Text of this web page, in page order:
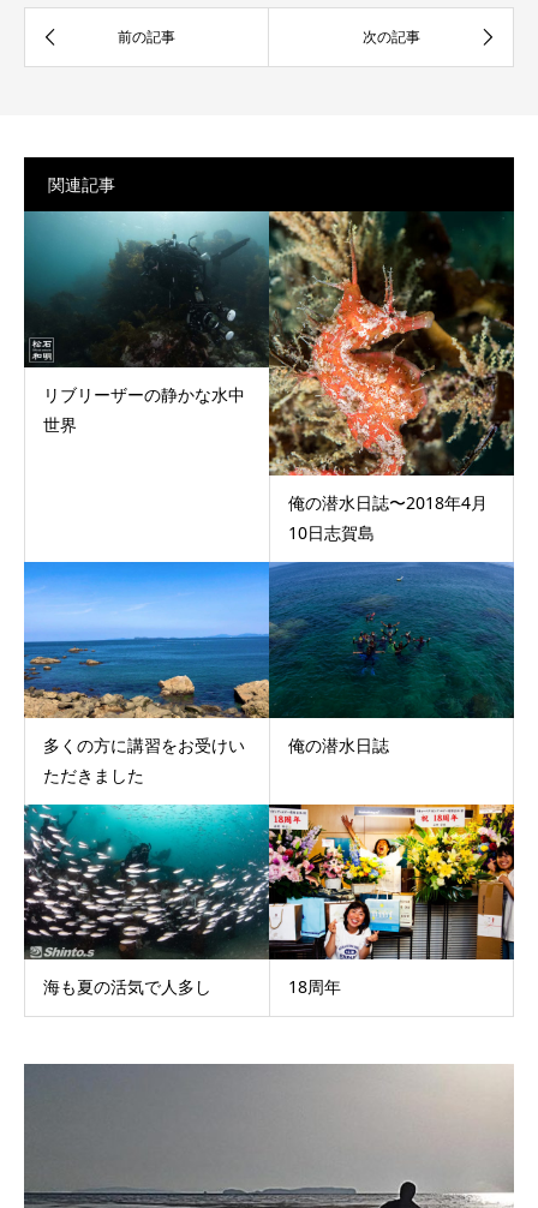
関連記事
リブリーザーの静かな水中
世界
俺の潜水日誌〜2018年4月
10日志賀島
多くの方に講習をお受けい
ただきました
俺の潜水日誌
海も夏の活気で人多し 18周年